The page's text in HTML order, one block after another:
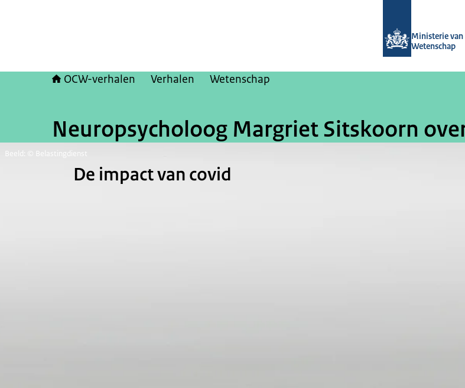
Ministerie
Wetenschap
OCW-verhalen Verhalen Wetenschap
Neuropsycholoog Margriet Sitskoorn
Beeld: © Belastingdienst
De impact van covid